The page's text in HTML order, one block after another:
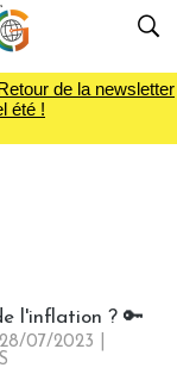
de la newsletter
été !
l'inflation ? 🔑
07/2023